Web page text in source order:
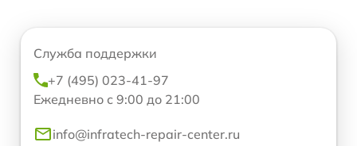
Служба поддержки
+7 (495) 023-41-97
Ежедневно с 9:00 до 21:00
info@infratech-repair-center.ru